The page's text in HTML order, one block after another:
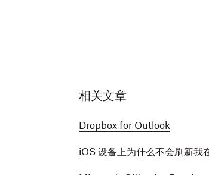
相关文章
Dropbox for Outlook
iOS 设备上为什么不会刷新我